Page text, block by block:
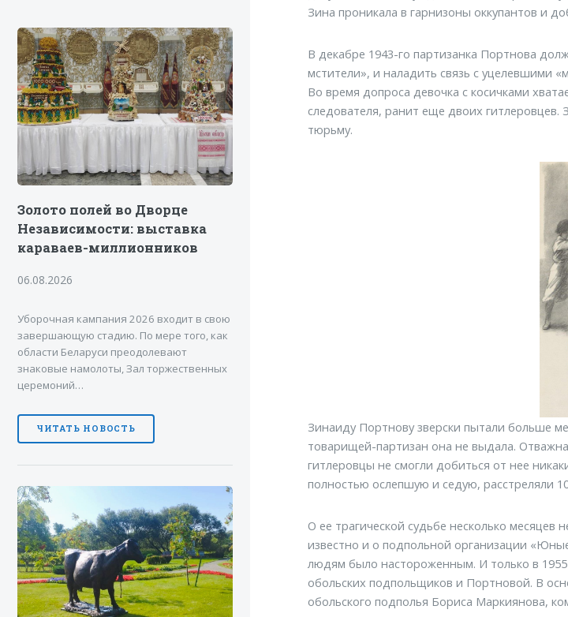
Зина проникала в гарнизоны оккупантов и
В декабре 1943-го партизанка Портнова
мстители», и наладить связь с уцелевшими
Во время допроса девочка с косичками
следователя, ранит еще двоих
тюрьму.
Зинаиду Портнову зверски пытали больше
товарищей-партизан она не выдала.
гитлеровцы не смогли добиться от нее
полностью ослепшую и седую, расстреляли
О ее трагической судьбе несколько
известно и о подпольной организации
людям было настороженным. И только в 1955
обольских подпольщиков и Портновой. В
обольского подполья Бориса Маркиянова,
Золото полей во Дворце
Независимости: выставка
караваев-миллионников
06.08.2026
Уборочная кампания 2026 входит в свою
завершающую стадию. По мере того, как
области Беларуси преодолевают
знаковые намолоты, Зал торжественных
церемоний…
ЧИТАТЬ НОВОСТЬ